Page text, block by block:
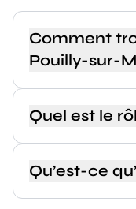
Comment
Pouilly-sur-
Quel est le
Qu’est-ce